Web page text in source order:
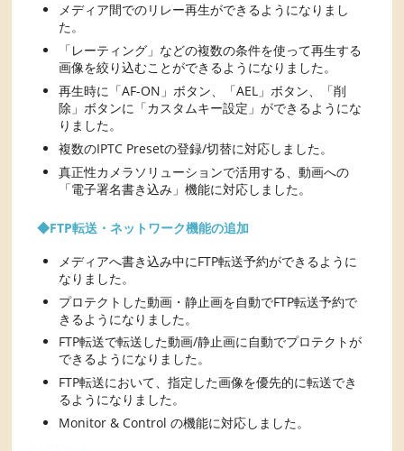
メディア間でのリレー再生ができるようになりまし
た。
「レーティング」などの複数の条件を使って再生する
画像を絞り込むことができるようになりました。
再生時に「AF-ON」ボタン、「AEL」ボタン、「削
除」ボタンに「カスタムキー設定」ができるようにな
りました。
複数のIPTC Presetの登録/切替に対応しました。
真正性カメラソリューションで活用する、動画への
「電子署名書き込み」機能に対応しました。
◆FTP転送・ネットワーク機能の追加
メディアへ書き込み中にFTP転送予約ができるように
なりました。
プロテクトした動画・静止画を自動でFTP転送予約で
きるようになりました。
FTP転送で転送した動画/静止画に自動でプロテクトが
できるようになりました。
FTP転送において、指定した画像を優先的に転送でき
るようになりました。
Monitor & Control の機能に対応しました。